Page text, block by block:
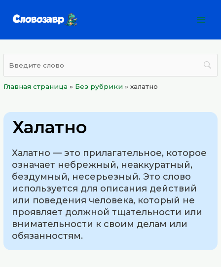
Главная страница » Без рубрики »халатно
Халатно
Халатно — это прилагательное, которое
означает небрежный, неаккуратный,
бездумный, несерьезный. Это слово
используется для описания действий
или поведения человека, который не
проявляет должной тщательности или
внимательности к своим делам или
обязанностям.